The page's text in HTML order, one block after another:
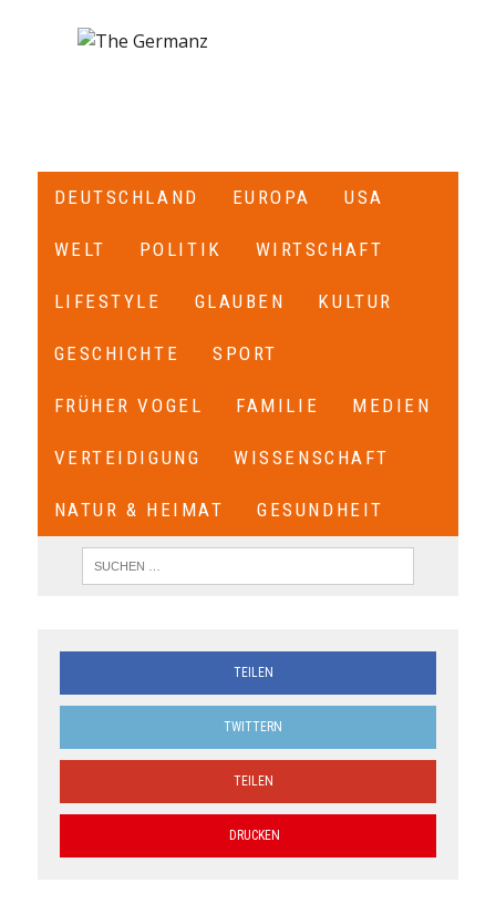
DEUTSCHLAND EUROPA USA
WELT POLITIK WIRTSCHAFT
LIFESTYLE GLAUBEN KULTUR
GESCHICHTE SPORT
FRÜHER VOGEL FAMILIE MEDIEN
VERTEIDIGUNG WISSENSCHAFT
NATUR & HEIMAT GESUNDHEIT
TEILEN
TWITTERN
TEILEN
DRUCKEN